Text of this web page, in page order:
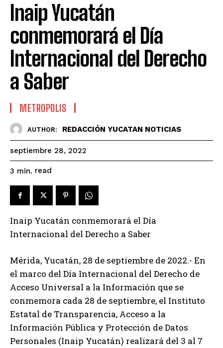
Inaip Yucatán
conmemorará el Día
Internacional del Derecho
a Saber
METROPOLIS
AUTHOR: REDACCIÓN YUCATAN NOTICIAS
septiembre 28, 2022
3 min. read
Inaip Yucatán conmemorará el Día
Internacional del Derecho a Saber
Mérida, Yucatán, 28 de septiembre de 2022.- En
el marco del Día Internacional del Derecho de
Acceso Universal a la Información que se
conmemora cada 28 de septiembre, el Instituto
Estatal de Transparencia, Acceso a la
Información Pública y Protección de Datos
Personales (Inaip Yucatán) realizará del 3 al 7